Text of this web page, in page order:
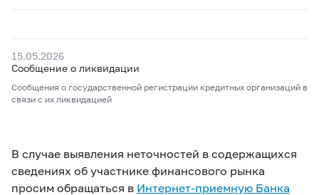
15.05.2026
Сообщение о ликвидации
Сообщения о государственной регистрации кредитных организаций в
связи с их ликвидацией
В случае выявления неточностей в содержащихся
сведениях об участнике финансового рынка
просим обращаться в Интернет-приемную Банка